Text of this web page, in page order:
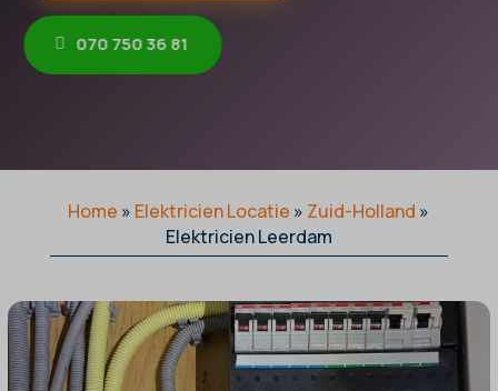
070 750 36 81
Home » Elektricien Locatie » Zuid-Holland »
Elektricien Leerdam